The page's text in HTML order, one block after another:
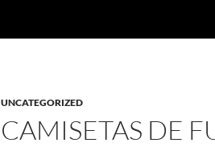
UNCATEGORIZED
CAMISETAS DE